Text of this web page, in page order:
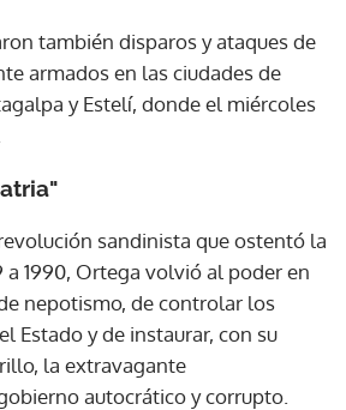
también disparos y ataques de
armados en las ciudades de
y Estelí, donde el miércoles
sandinista que ostentó la
a 1990, Ortega volvió al poder en
nepotismo, de controlar los
Estado y de instaurar, con su
la extravagante
autocrático y corrupto.